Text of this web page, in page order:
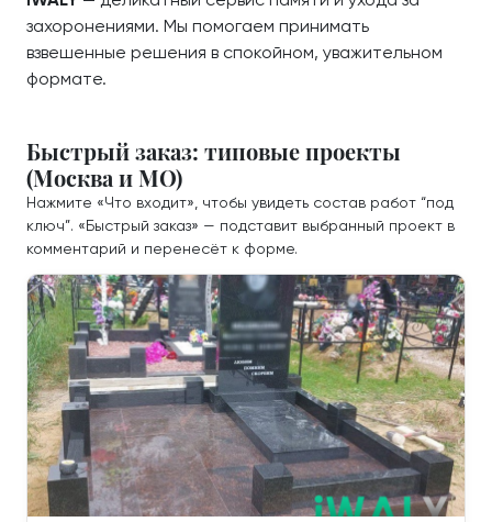
захоронениями. Мы помогаем принимать
взвешенные решения в спокойном, уважительном
формате.
Быстрый заказ: типовые проекты
(Москва и МО)
Нажмите «Что входит», чтобы увидеть состав работ “под
ключ”. «Быстрый заказ» — подставит выбранный проект в
комментарий и перенесёт к форме.